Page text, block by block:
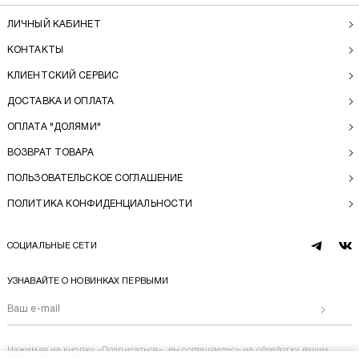
ЛИЧНЫЙ КАБИНЕТ
КОНТАКТЫ
КЛИЕНТСКИЙ СЕРВИС
ДОСТАВКА И ОПЛАТА
ОПЛАТА "ДОЛЯМИ"
ВОЗВРАТ ТОВАРА
ПОЛЬЗОВАТЕЛЬСКОЕ СОГЛАШЕНИЕ
ПОЛИТИКА КОНФИДЕНЦИАЛЬНОСТИ
СОЦИАЛЬНЫЕ СЕТИ
telegram
vk
УЗНАВАЙТЕ О НОВИНКАХ ПЕРВЫМИ
Нажимая на кнопку «Подписаться», вы соглашаетесь на обработку ваших